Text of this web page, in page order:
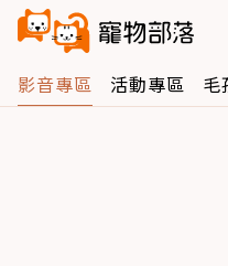
影音專區 活動專區 毛